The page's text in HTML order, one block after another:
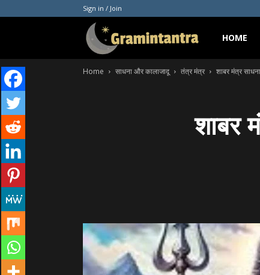
Sign in / Join
HOME
Home साधना और कालाजादू तंत्र मंत्र शाबर मंत्र
शाबर